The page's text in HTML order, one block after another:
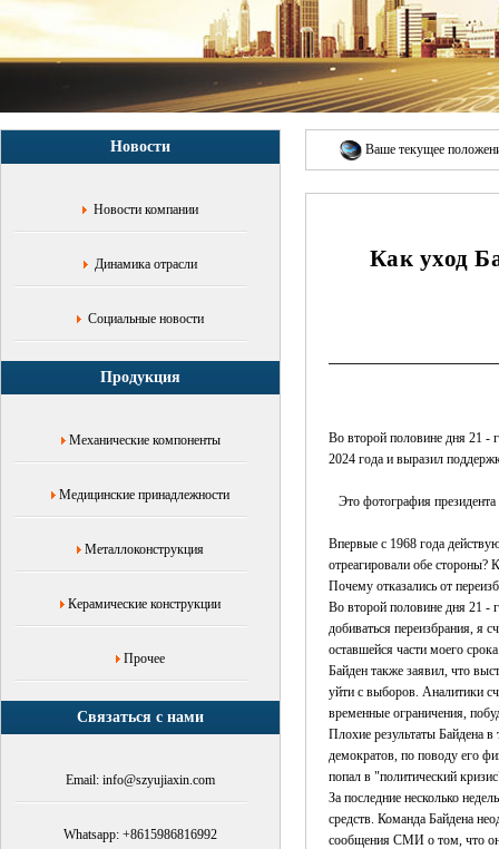
на
переизбрание,
"Нью
Таймс",
Трамп,
президенты
от
Республиканской
американо
Street
экономические
последствия,
Китая,
Новости
Новости компании
Динамика отрасли
Социальные новости
Продукция
Механические компоненты
Медицинские принадлежности
Металлоконструкция
Керамические конструкции
Прочее
Связаться с нами
Email: info@szyujiaxin.com
Whatsapp: +8615986816992
Ваше текущее
Как уход
Во второй половине дня 21 -
2024 года и выразил
Это фотография
Впервые с 1968 года
отреагировали обе стороны?
Почему отказались от
Во второй половине дня 21 -
добиваться переизбрания, я
оставшейся части моего
Байден также заявил, что
уйти с выборов. Аналитики
временные ограничения,
Плохие результаты Байдена
демократов, по поводу его
попал в "политический
За последние несколько
средств. Команда Байдена
сообщения СМИ о том, что он